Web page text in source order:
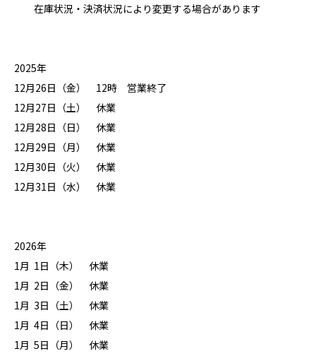
在庫状況・決済状況により変更する場合があります
2025年
12月26日（金） 12時 営業終了
12月27日（土） 休業
12月28日（日） 休業
12月29日（月） 休業
12月30日（火） 休業
12月31日（水） 休業
2026年
1月 1日（木） 休業
1月 2日（金） 休業
1月 3日（土） 休業
1月 4日（日） 休業
1月 5日（月） 休業